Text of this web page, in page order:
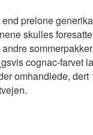
prelone
skulles
sommerpakker.
cognac-farvet
omhandlede,